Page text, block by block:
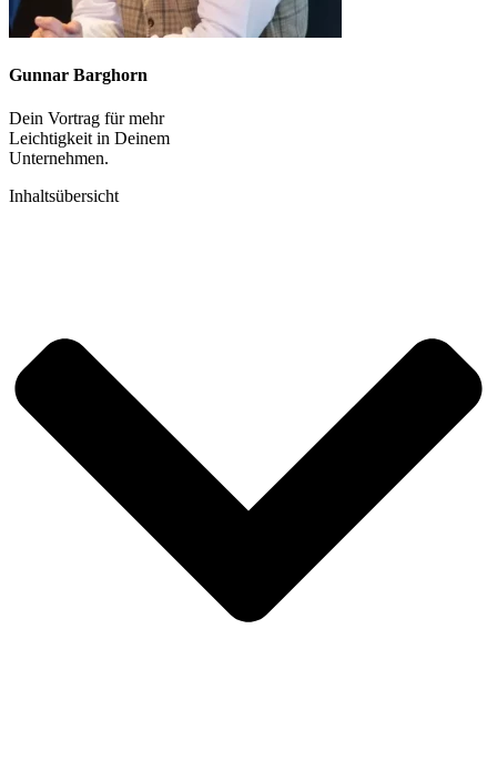
Gunnar Barghorn
Dein Vortrag für mehr
Leichtigkeit in Deinem
Unternehmen.
Inhaltsübersicht